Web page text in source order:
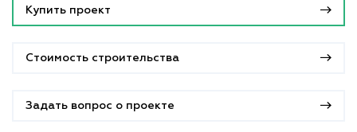
Купить проект
Стоимость строительства
Задать вопрос о проекте